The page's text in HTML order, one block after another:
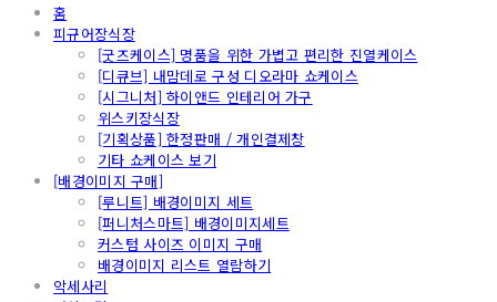
홈
피규어장식장
[굿즈케이스] 명품을 위한 가볍고 편리한 진열케이스
[디큐브] 내맘데로 구성 디오라마 쇼케이스
[시그니처] 하이앤드 인테리어 가구
위스키장식장
[기획상품] 한정판매 / 개인결제창
기타 쇼케이스 보기
[배경이미지 구매]
[루니트] 배경이미지 세트
[퍼니처스마트] 배경이미지세트
커스텀 사이즈 이미지 구매
배경이미지 리스트 열람하기
악세사리